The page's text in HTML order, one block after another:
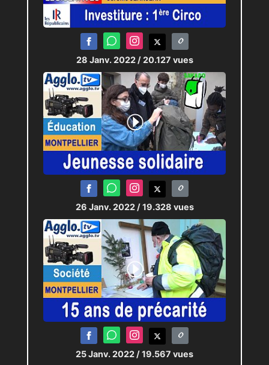
Technicien :Antoine RODRIGUEZ
28 Janv. 2022 / 20.127 vues
26 Janv. 2022 / 19.328 vues
25 Janv. 2022 / 19.567 vues